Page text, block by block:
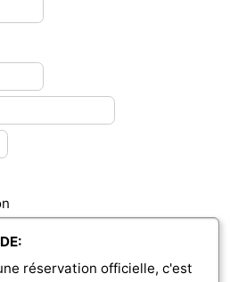
réservation officielle, c'est